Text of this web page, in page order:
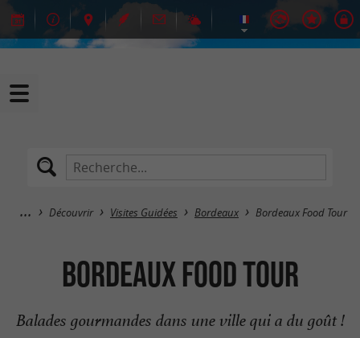
Découvrir Visites Guidées Bordeaux Bordeaux Food Tour
Bordeaux Food Tour
Balades gourmandes dans une ville qui a du goût !